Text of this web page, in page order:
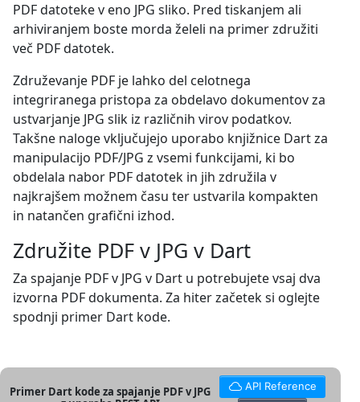
PDF datoteke v eno JPG sliko. Pred tiskanjem ali
arhiviranjem boste morda želeli na primer združiti
več PDF datotek.
Združevanje PDF je lahko del celotnega
integriranega pristopa za obdelavo dokumentov za
ustvarjanje JPG slik iz različnih virov podatkov.
Takšne naloge vključujejo uporabo knjižnice Dart za
manipulacijo PDF/JPG z vsemi funkcijami, ki bo
obdelala nabor PDF datotek in jih združila v
najkrajšem možnem času ter ustvarila kompakten
in natančen grafični izhod.
Združite PDF v JPG v Dart
Za spajanje PDF v JPG v Dart u potrebujete vsaj dva
izvorna PDF dokumenta. Za hiter začetek si oglejte
spodnji primer Dart kode.
Primer Dart kode za spajanje PDF v JPG
API Reference